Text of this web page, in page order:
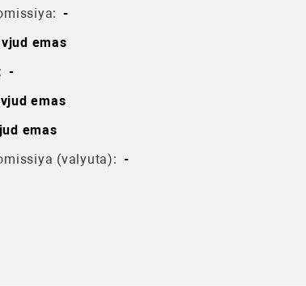
-
emas
-
emas
emas
(valyuta): -